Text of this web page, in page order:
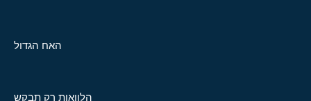
האח הגדול
הלוואות רק תבקש